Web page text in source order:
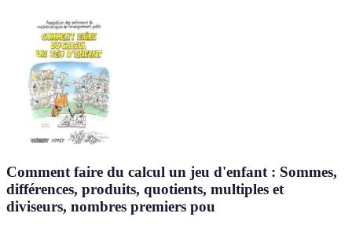
Comment faire du calcul un jeu d'enfant : Sommes,
différences, produits, quotients, multiples et
diviseurs, nombres premiers pou